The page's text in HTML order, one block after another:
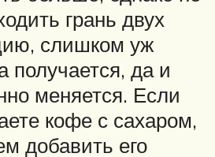
грань двух
слишком уж
получается, да и
меняется. Если
кофе с сахаром,
добавить его